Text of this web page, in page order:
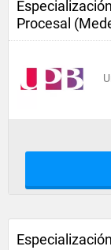
Procesal